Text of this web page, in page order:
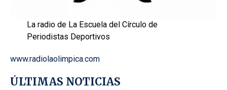
La radio de La Escuela del Círculo de
Periodistas Deportivos
www.radiolaolimpica.com
ÚLTIMAS NOTICIAS